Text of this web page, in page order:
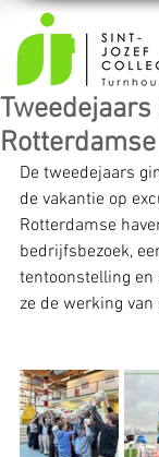
De tweedejaars
de vakantie op
Rotterdamse
bedrijfsbezoek,
tentoonstelling
ze de werking van